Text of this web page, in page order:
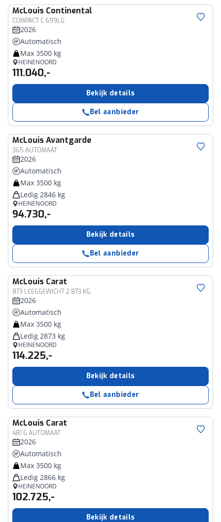
McLouis Continental
COMPACT C 699LG
2026
Automatisch
Max 3500 kg
HEINENOORD
111.040,-
Bekijk details
Bel aanbieder
McLouis Avantgarde
365 AUTOMAAT
2026
Automatisch
Max 3500 kg
Ledig 2846 kg
HEINENOORD
94.730,-
Bekijk details
Bel aanbieder
McLouis Carat
873 LEEGGEWICHT 2.873 KG.
2026
Automatisch
Max 3500 kg
Ledig 2873 kg
HEINENOORD
114.225,-
Bekijk details
Bel aanbieder
McLouis Carat
481 G AUTOMAAT
2026
Automatisch
Max 3500 kg
Ledig 2866 kg
HEINENOORD
102.725,-
Bekijk details